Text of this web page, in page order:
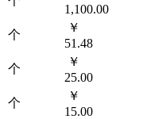
1,100.00
个
￥
51.48
个
￥
25.00
个
￥
15.00